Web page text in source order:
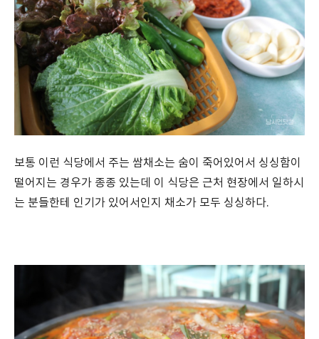
보통 이런 식당에서 주는 쌈채소는 숨이 죽어있어서 싱싱함이
떨어지는 경우가 종종 있는데 이 식당은 근처 현장에서 일하시
는 분들한테 인기가 있어서인지 채소가 모두 싱싱하다.